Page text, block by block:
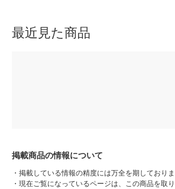
最近見た商品
掲載商品の情報について
・ 掲載している情報の精度には万全を期しており
・ 現在ご覧になっているページは、この商品を取